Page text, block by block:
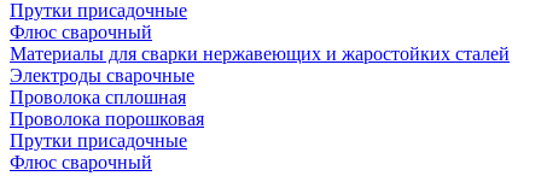
Прутки присадочные
Флюс сварочный
Материалы для сварки нержавеющих и жаростойких сталей
Электроды сварочные
Проволока сплошная
Проволока порошковая
Прутки присадочные
Флюс сварочный